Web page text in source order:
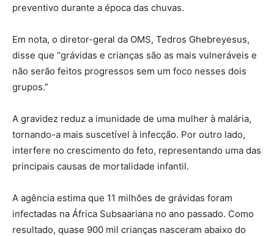
preventivo durante a época das chuvas.
Em nota, o diretor-geral da OMS, Tedros Ghebreyesus,
disse que “grávidas e crianças são as mais vulneráveis ​​e
não serão feitos progressos sem um foco nesses dois
grupos.”
A gravidez reduz a imunidade de uma mulher à malária,
tornando-a mais suscetível à infecção. Por outro lado,
interfere no crescimento do feto, representando uma das
principais causas de mortalidade infantil.
A agência estima que 11 milhões de grávidas foram
infectadas na África Subsaariana no ano passado. Como
resultado, quase 900 mil crianças nasceram abaixo do